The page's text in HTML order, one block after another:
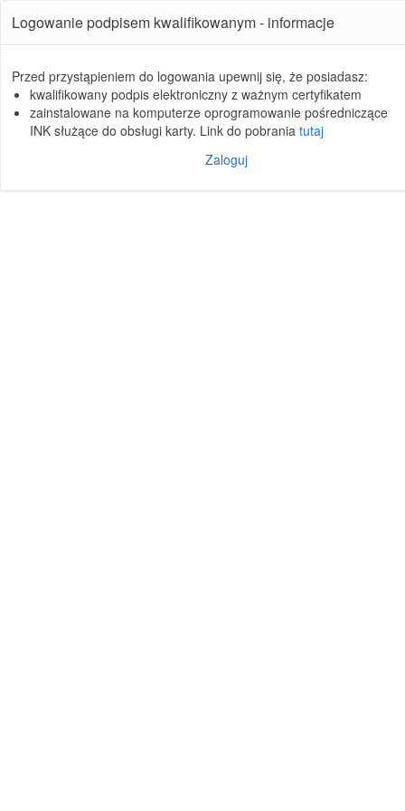
Logowanie podpisem kwalifikowanym - informacje
Przed przystąpieniem do logowania upewnij się, że posiadasz:
kwalifikowany podpis elektroniczny z ważnym certyfikatem
zainstalowane na komputerze oprogramowanie pośredniczące
INK służące do obsługi karty. Link do pobrania tutaj
Zaloguj